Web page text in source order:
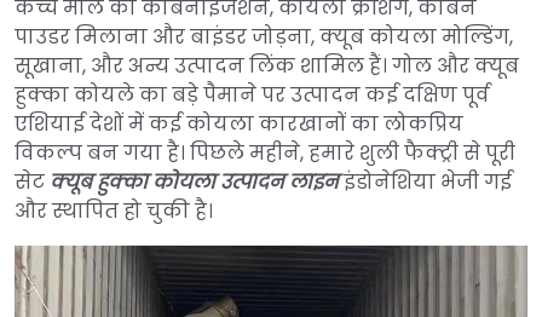
कच्चे माल का कार्बनाइजेशन, कोयला क्रशिंग, कार्बन
पाउडर मिलाना और बाइंडर जोड़ना, क्यूब कोयला मोल्डिंग,
सूखाना, और अन्य उत्पादन लिंक शामिल हैं। गोल और क्यूब
हुक्का कोयले का बड़े पैमाने पर उत्पादन कई दक्षिण पूर्व
एशियाई देशों में कई कोयला कारखानों का लोकप्रिय
विकल्प बन गया है। पिछले महीने, हमारे शुली फैक्ट्री से पूरी
सेट क्यूब हुक्का कोयला उत्पादन लाइनइंडोनेशिया भेजी गई
और स्थापित हो चुकी है।